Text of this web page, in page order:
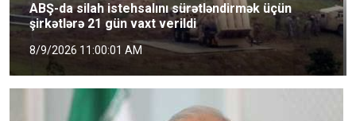
ABŞ-da silah istehsalını sürətləndirmək üçün
şirkətlərə 21 gün vaxt verildi
8/9/2026 11:00:01 AM